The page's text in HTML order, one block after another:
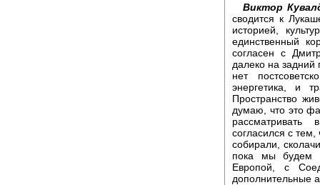
Виктор
сводится к
историей,
единственный
согласен с
далеко на
нет
энергетика, и
Пространство
думаю, что это
согласился с
собирали,
пока мы будем
Европой, с
дополнительные